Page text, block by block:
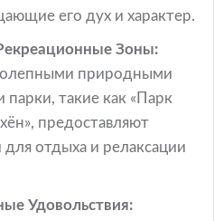
его дух и характер.
Зоны:
природными
парки, такие как «Парк
предоставляют
отдыха и релаксации
Удовольствия: